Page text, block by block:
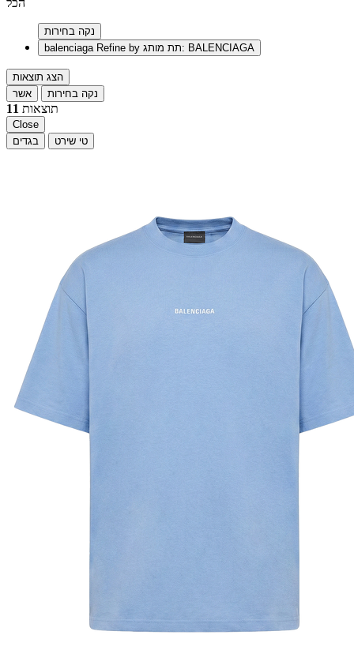
נקה בחירות
balenciaga
Refine by תת מותג: BALENCIAGA
הצג תוצאות
אשר
נקה בחירות
11 תוצאות
Close
בגדים
טי שירט